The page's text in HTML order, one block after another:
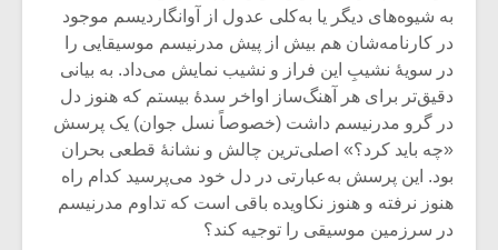
به شیوه‌های دیگر یا به‌کلی عدول از آوانگاردیسم موجود
در کارنامه‌شان هم بیش از پیش مدرنیسم موسیقایی را
در سویۀ نشیبِ این فراز و نشیب نمایش می‌داد. به بیانی
دقیق‌تر برای هر آهنگ‌ساز اواخر سدۀ بیستم که هنوز دل
در گرو مدرنیسم داشت (خصوصاً نسل جوان) یک پرسش
«چه باید کرد؟» اصلی‌ترین چالش و نشانۀ قطعی بحران
بود. این پرسش به‌عبارتی در دل خود می‌پرسید کدام راه
هنوز نرفته و هنوز نکاویده باقی است که تداوم مدرنیسم
در سرزمین موسیقی را توجیه کند؟